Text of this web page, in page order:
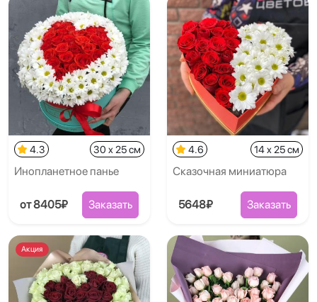
4.3 30 x 25 см
Инопланетное панье
от 8405₽ Заказать
4.6 14 x 25 см
Сказочная миниатюра
5648₽ Заказать
Акция